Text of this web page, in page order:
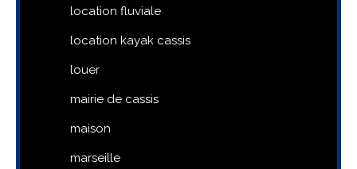
location fluviale
location kayak cassis
louer
mairie de cassis
maison
marseille